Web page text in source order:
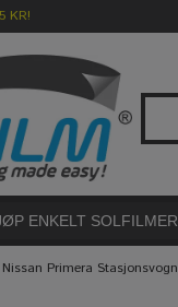
KR!
ENKELT SOLFILMER
Primera Stasjonsvogn